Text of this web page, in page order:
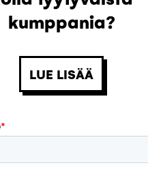
kumppania?
LUE LISÄÄ